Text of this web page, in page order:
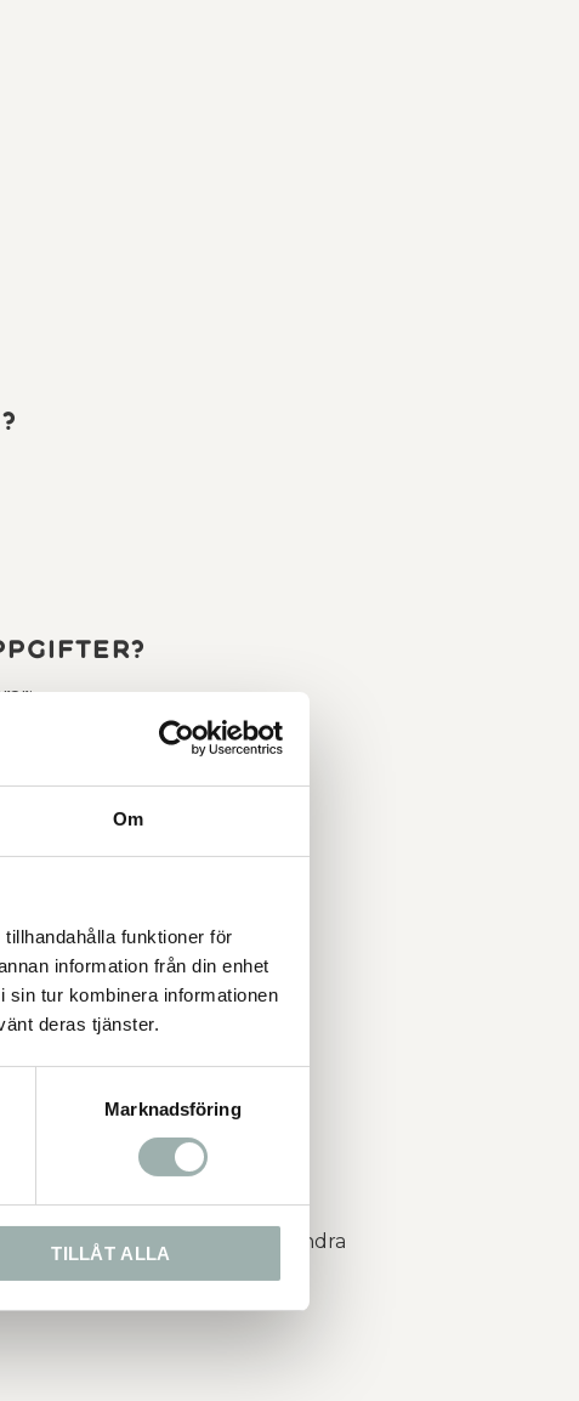
Om
funktioner för
information från din enhet
tur kombinera informationen
deras tjänster.
Marknadsföring
TILLÅT ALLA
exempel nyhetsbrev eller andra